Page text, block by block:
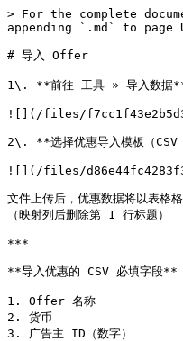
> For the complete
appending `.md` to
# 导入 Offer
1\. **前往 工具 » 导入数据
![](/files/
2\. **选择优惠导入模板（
![](/files/
文件上传后，优惠数据将以表格
（映射列后删除第 1 行标题）
***
**导入优惠的 CSV 必填字段**
1. Offer 名称
2. 货币
3. 广告主 ID（数字）